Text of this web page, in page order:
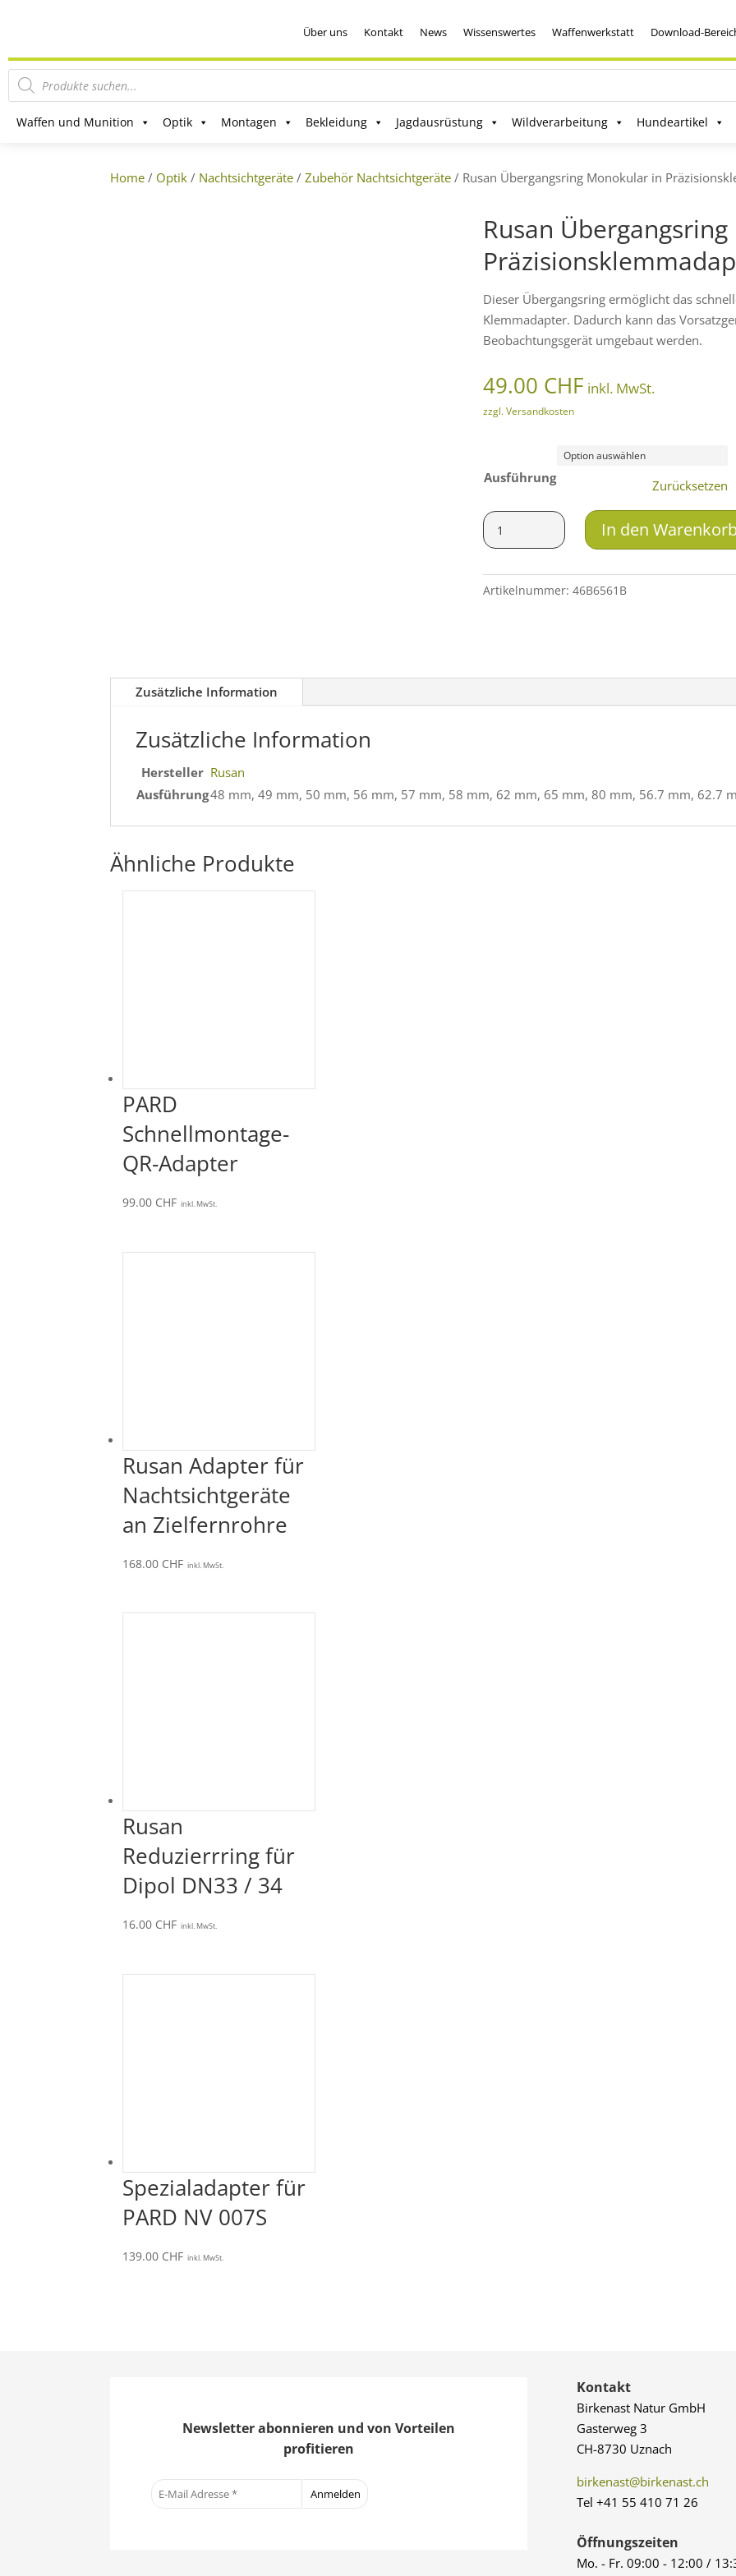
Über uns Kontakt News Wissenswertes Waffenwerkstatt Download-
Products
search
Waffen und Munition Optik Montagen Bekleidung Jagdausrüstung Wildverarbeitung Hundeartikel
Home / Optik / Nachtsichtgeräte /Zubehör Nachtsichtgeräte / Rusan Übergangsring Monokular in
Rusan
Dieser Übergangsring ermöglicht das
Klemmadapter. Dadurch kann das
Beobachtungsgerät umgebaut werden.
49.00 CHF inkl. MwSt.
zzgl. Versandkosten
Ausführung Zurücksetzen
Rusan
Übergangsring
In den
Artikelnummer:46B6561B
Zusätzliche Information
Zusätzliche Information
Hersteller Rusan
Ausführung48 mm, 49 mm, 50 mm, 56 mm, 57 mm, 58 mm, 62 mm, 65 mm, 80 mm, 56.7 mm, 62.7
Ähnliche Produkte
PARD
Schnellmontage-
QR-Adapter
99.00 CHF inkl. MwSt.
Rusan Adapter für
Nachtsichtgeräte
an Zielfernrohre
168.00 CHF inkl. MwSt.
Rusan
Reduzierrring für
Dipol DN33 / 34
16.00 CHF inkl. MwSt.
Spezialadapter für
PARD NV 007S
139.00 CHF inkl. MwSt.
Newsletter abonnieren und von Vorteilen
profitieren
Kontakt
Birkenast Natur GmbH
Gasterweg 3
CH-8730 Uznach
birkenast@birkenast.ch
Tel +41 55 410 71 26
Öffnungszeiten
Mo. - Fr. 09:00 - 12:00 /